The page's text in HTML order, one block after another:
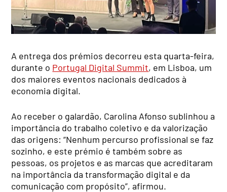
A entrega dos prémios decorreu esta quarta-feira,
durante o Portugal Digital Summit, em Lisboa, um
dos maiores eventos nacionais dedicados à
economia digital.
Ao receber o galardão, Carolina Afonso sublinhou a
importância do trabalho coletivo e da valorização
das origens: “Nenhum percurso profissional se faz
sozinho, e este prémio é também sobre as
pessoas, os projetos e as marcas que acreditaram
na importância da transformação digital e da
comunicação com propósito”, afirmou.